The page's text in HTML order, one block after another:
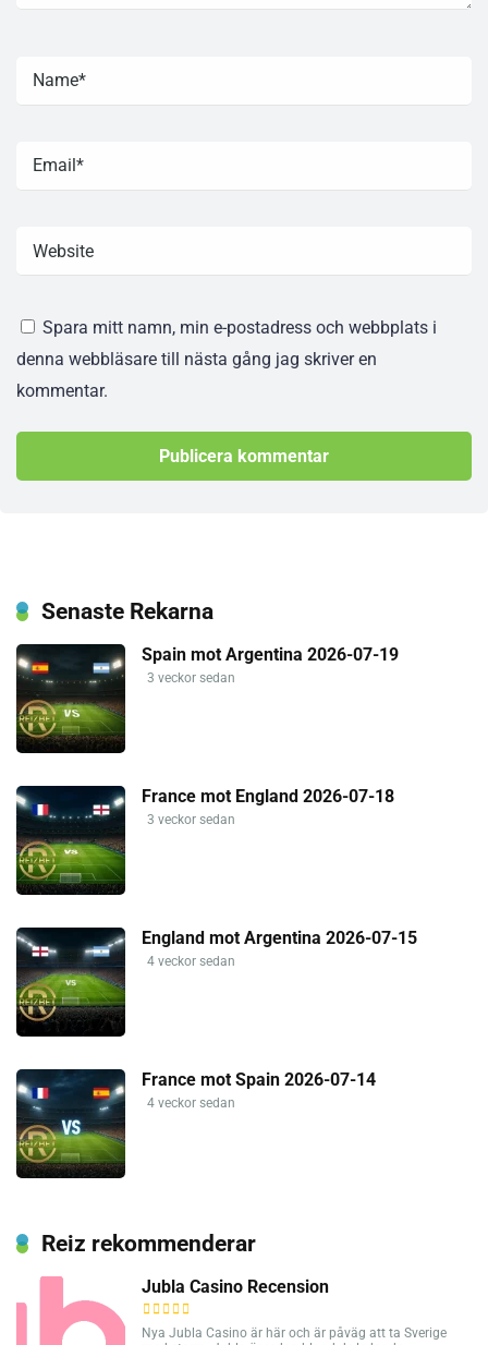
Spara mitt namn, min e-postadress och webbplats i
denna webbläsare till nästa gång jag skriver en
kommentar.
Senaste Rekarna
Spain mot Argentina 2026-07-19
3 veckor sedan
France mot England 2026-07-18
3 veckor sedan
England mot Argentina 2026-07-15
4 veckor sedan
France mot Spain 2026-07-14
4 veckor sedan
Reiz rekommenderar
Jubla Casino Recension
Nya Jubla Casino är här och är påväg att ta Sverige